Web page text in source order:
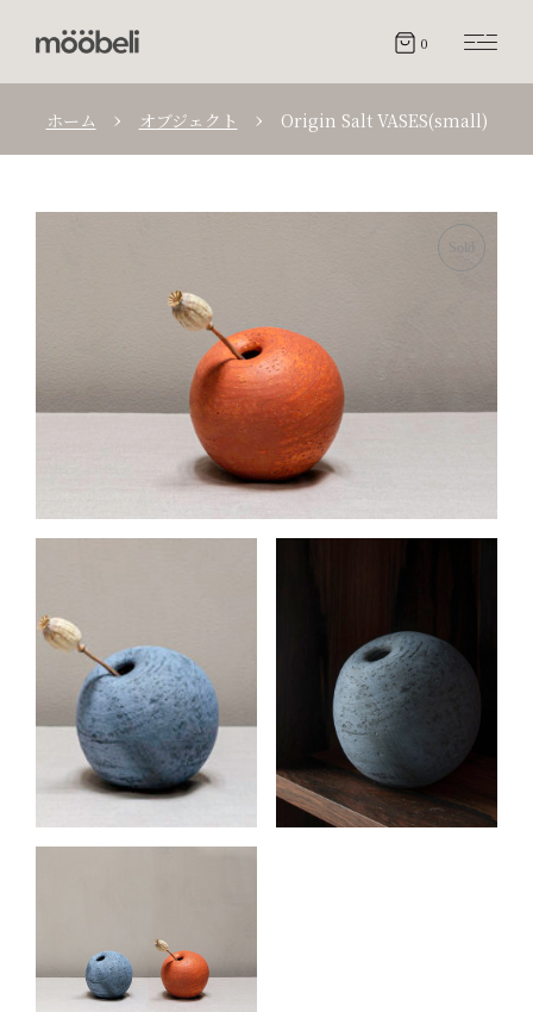
0
ホーム オブジェクト Origin Salt VASES(small)
Sold